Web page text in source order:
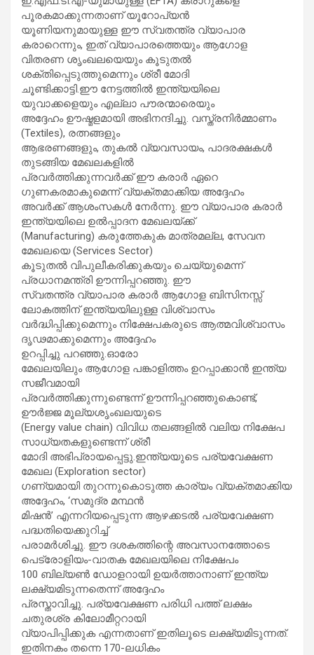
പൂരകമാക്കുന്നതാണ് യൂറോപ്യൻ
യൂണിയനുമായുള്ള ഈ സ്വതന്ത്ര വ്യാപാര
കരാറെന്നും, ഇത് വ്യാപാരത്തെയും ആഗോള
വിതരണ ശൃംഖലയെയും കൂടുതൽ
ശക്തിപ്പെടുത്തുമെന്നും ശ്രീ മോദി
ചൂണ്ടിക്കാട്ടി.ഈ നേട്ടത്തിൽ ഇന്ത്യയിലെ
യുവാക്കളെയും എല്ലാ പൗരന്മാരെയും
അദ്ദേഹം ഊഷ്മളമായി അഭിനന്ദിച്ചു. വസ്ത്രനിർമ്മാണം
(Textiles), രത്നങ്ങളും
ആഭരണങ്ങളും, തുകൽ വ്യവസായം, പാദരക്ഷകൾ
തുടങ്ങിയ മേഖലകളിൽ
പ്രവർത്തിക്കുന്നവർക്ക് ഈ കരാർ ഏറെ
ഗുണകരമാകുമെന്ന് വ്യക്തമാക്കിയ അദ്ദേഹം
അവർക്ക് ആശംസകൾ നേർന്നു. ഈ വ്യാപാര കരാർ
ഇന്ത്യയിലെ ഉൽപ്പാദന മേഖലയ്ക്ക്
(Manufacturing) കരുത്തേകുക മാത്രമല്ല, സേവന
മേഖലയെ (Services Sector)
കൂടുതൽ വിപുലീകരിക്കുകയും ചെയ്യുമെന്ന്
പ്രധാനമന്ത്രി ഊന്നിപ്പറഞ്ഞു. ഈ
സ്വതന്ത്ര വ്യാപാര കരാർ ആഗോള ബിസിനസ്സ്
ലോകത്തിന് ഇന്ത്യയിലുള്ള വിശ്വാസം
വർദ്ധിപ്പിക്കുമെന്നും നിക്ഷേപകരുടെ ആത്മവിശ്വാസം
ദൃഢമാക്കുമെന്നും അദ്ദേഹം
ഉറപ്പിച്ചു പറഞ്ഞു.ഓരോ
മേഖലയിലും ആഗോള പങ്കാളിത്തം ഉറപ്പാക്കാൻ ഇന്ത്യ
സജീവമായി
പ്രവർത്തിക്കുന്നുണ്ടെന്ന് ഊന്നിപ്പറഞ്ഞുകൊണ്ട്,
ഊർജ്ജ മൂല്യശൃംഖലയുടെ
(Energy value chain) വിവിധ തലങ്ങളിൽ വലിയ നിക്ഷേപ
സാധ്യതകളുണ്ടെന്ന് ശ്രീ
മോദി അഭിപ്രായപ്പെട്ടു.ഇന്ത്യയുടെ പര്യവേക്ഷണ
മേഖല (Exploration sector)
ഗണ്യമായി തുറന്നുകൊടുത്ത കാര്യം വ്യക്തമാക്കിയ
അദ്ദേഹം, ‘സമുദ്ര മന്ഥൻ
മിഷൻ’ എന്നറിയപ്പെടുന്ന ആഴക്കടൽ പര്യവേക്ഷണ
പദ്ധതിയെക്കുറിച്ച്
പരാമർശിച്ചു. ഈ ദശകത്തിന്റെ അവസാനത്തോടെ
പെട്രോളിയം-വാതക മേഖലയിലെ നിക്ഷേപം
100 ബില്യൺ ഡോളറായി ഉയർത്താനാണ് ഇന്ത്യ
ലക്ഷ്യമിടുന്നതെന്ന് അദ്ദേഹം
പ്രസ്താവിച്ചു. പര്യവേക്ഷണ പരിധി പത്ത് ലക്ഷം
ചതുരശ്ര കിലോമീറ്ററായി
വ്യാപിപ്പിക്കുക എന്നതാണ് ഇതിലൂടെ ലക്ഷ്യമിടുന്നത്.
ഇതിനകം തന്നെ 170-ലധികം